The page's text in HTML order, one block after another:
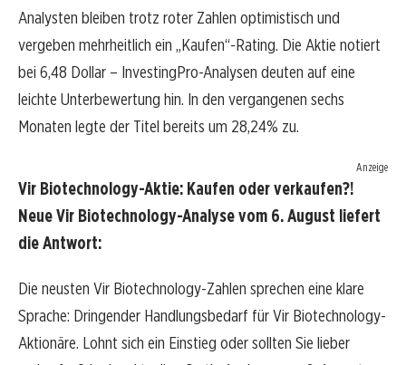
Analysten bleiben trotz roter Zahlen optimistisch und
vergeben mehrheitlich ein „Kaufen“-Rating. Die Aktie notiert
bei 6,48 Dollar – InvestingPro-Analysen deuten auf eine
leichte Unterbewertung hin. In den vergangenen sechs
Monaten legte der Titel bereits um 28,24% zu.
Anzeige
Vir Biotechnology-Aktie: Kaufen oder verkaufen?!
Neue Vir Biotechnology-Analyse vom 6. August liefert
die Antwort:
Die neusten Vir Biotechnology-Zahlen sprechen eine klare
Sprache: Dringender Handlungsbedarf für Vir Biotechnology-
Aktionäre. Lohnt sich ein Einstieg oder sollten Sie lieber